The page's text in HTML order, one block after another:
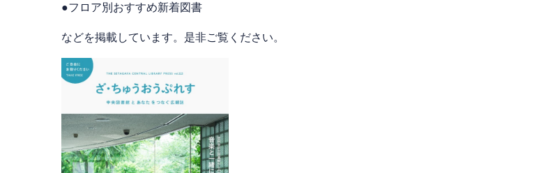
●フロア別おすすめ新着図書
などを掲載しています。是非ご覧ください。